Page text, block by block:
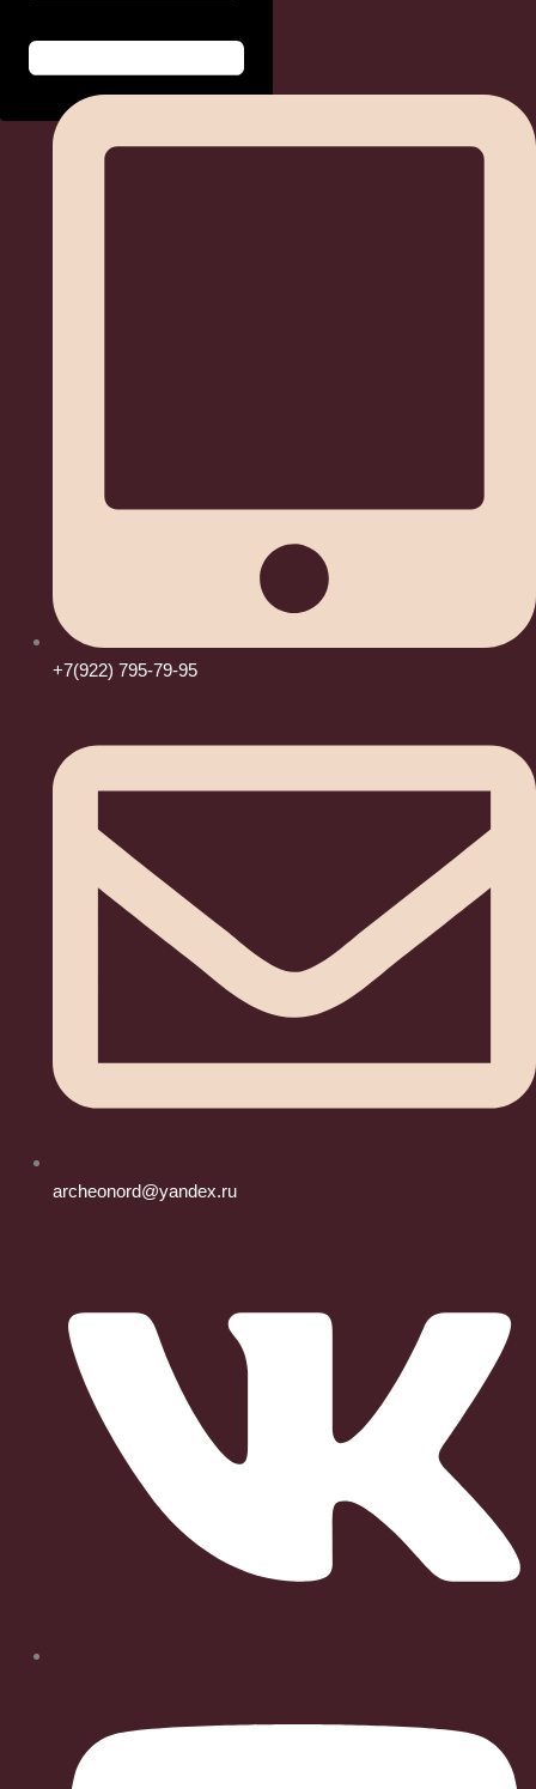
+7(922) 795-79-95
archeonord@yandex.ru